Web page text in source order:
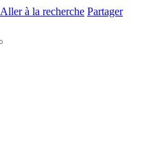
Aller à la recherche Partager